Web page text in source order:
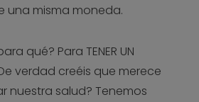
una misma moneda.
qué? Para TENER UN
verdad creéis que merece
nuestra salud? Tenemos